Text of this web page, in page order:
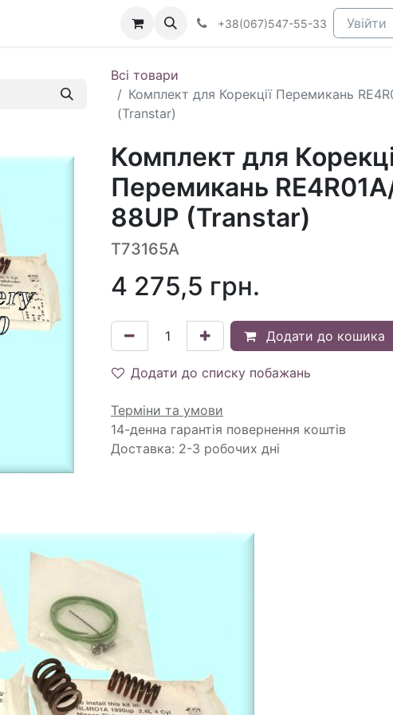
+38(067)547-55-33 Увійти
Всі товари
Комплект для Корекції Перемикань
(Transtar)
Комплект для
Перемикань
88UP (Transtar)
T73165A
4 275,5 грн.
Додати до кошика
Додати до списку побажань
Терміни та умови
14-денна гарантія повернення коштів
Доставка: 2-3 робочих дні